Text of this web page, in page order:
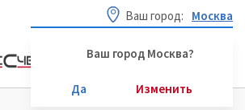
Ваш город: Москва
Ваш город Москва?
Да Изменить